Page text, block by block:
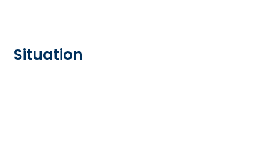
Situation